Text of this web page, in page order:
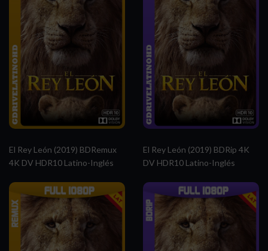
El Rey León (2019) BDRemux
4K DV HDR10 Latino-Inglés
El Rey León (2019) BDRip 4K
DV HDR10 Latino-Inglés